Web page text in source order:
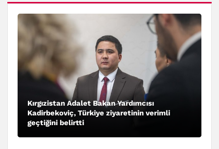
Kırgızistan Adalet Bakan Yardımcısı
Kadirbekoviç, Türkiye ziyaretinin verimli
geçtiğini belirtti